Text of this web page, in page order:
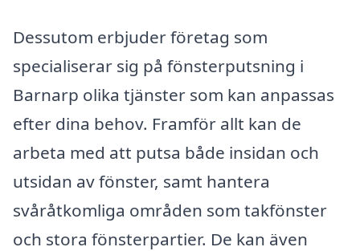
Dessutom erbjuder företag som
specialiserar sig på fönsterputsning i
Barnarp olika tjänster som kan anpassas
efter dina behov. Framför allt kan de
arbeta med att putsa både insidan och
utsidan av fönster, samt hantera
svåråtkomliga områden som takfönster
och stora fönsterpartier. De kan även